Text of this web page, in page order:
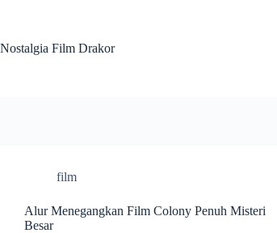
Nostalgia Film Drakor
film
Alur Menegangkan Film Colony Penuh Misteri
Besar